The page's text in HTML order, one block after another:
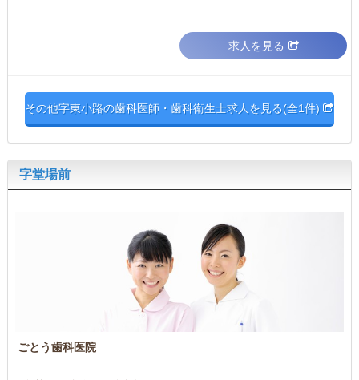
求人を見る
その他字東小路の歯科医師・歯科衛生士求人を見る(全1件)
字堂場前
ごとう歯科医院